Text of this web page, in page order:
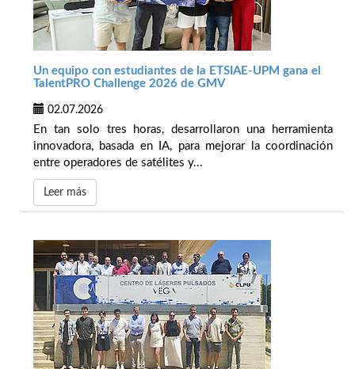
Un equipo con estudiantes de la ETSIAE-UPM gana el
TalentPRO Challenge 2026 de GMV
02.07.2026
En tan solo tres horas, desarrollaron una herramienta
innovadora, basada en IA, para mejorar la coordinación
entre operadores de satélites y...
Leer más